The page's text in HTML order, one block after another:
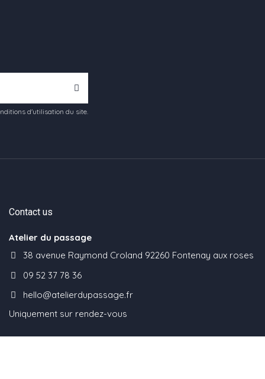
d'utilisation du site.
Contact us
Atelier du passage
38 avenue Raymond Croland 92260 Fontenay aux roses
09 52 37 78 36
hello@atelierdupassage.fr
Uniquement sur rendez-vous